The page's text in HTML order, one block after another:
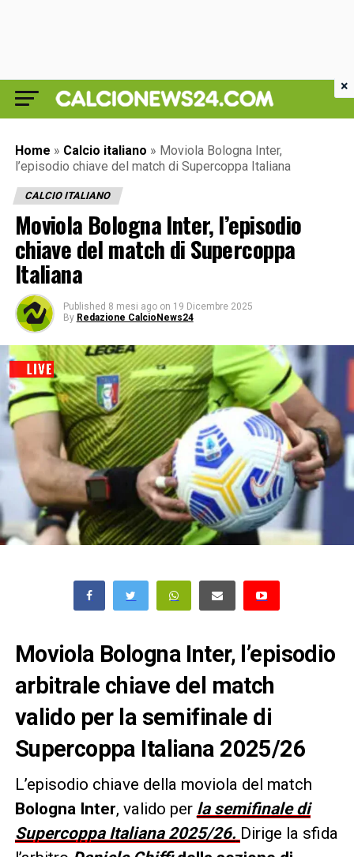
Home » Calcio italiano » Moviola Bologna Inter,
l’episodio chiave del match di Supercoppa Italiana
CALCIO ITALIANO
Moviola Bologna Inter, l’episodio
chiave del match di Supercoppa
Italiana
Published 8 mesi ago on 19 Dicembre 2025
By Redazione CalcioNews24
Moviola Bologna Inter, l’episodio
arbitrale chiave del match
valido per la semifinale di
Supercoppa Italiana 2025/26
L’episodio chiave della moviola del match
Bologna Inter, valido per la semifinale di
Supercoppa Italiana 2025/26. Dirige la sfida
×